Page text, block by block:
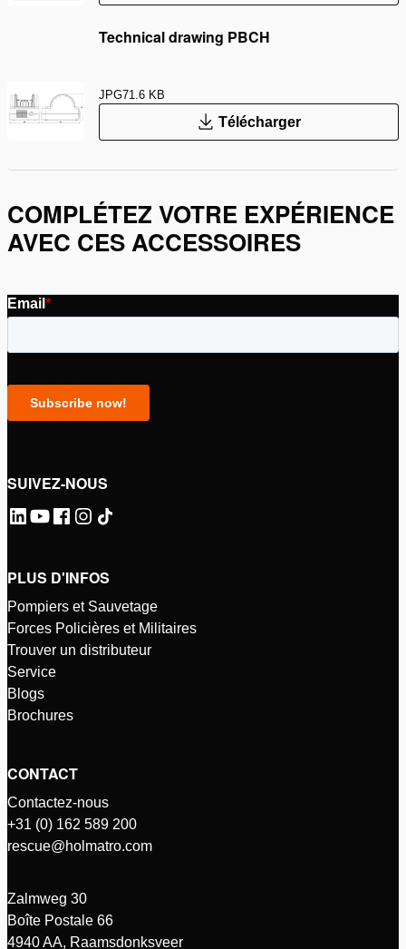
Technical drawing PBCH
JPG71.6 KB
Télécharger
COMPLÉTEZ VOTRE EXPÉRIENCE
AVEC CES ACCESSOIRES
SUIVEZ-NOUS
PLUS D'INFOS
Pompiers et Sauvetage
Forces Policières et Militaires
Trouver un distributeur
Service
Blogs
Brochures
CONTACT
Contactez-nous
+31 (0) 162 589 200
rescue@holmatro.com
Zalmweg 30
Boîte Postale 66
4940 AA, Raamsdonksveer